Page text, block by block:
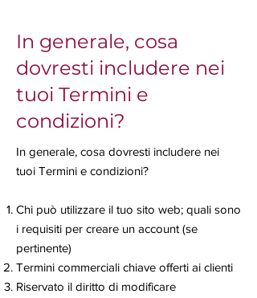
In generale, cosa
dovresti includere nei
tuoi Termini e
condizioni?
In generale, cosa dovresti includere nei
tuoi Termini e condizioni?
Chi può utilizzare il tuo sito web; quali sono
i requisiti per creare un account (se
pertinente)
Termini commerciali chiave offerti ai clienti
Riservato il diritto di modificare